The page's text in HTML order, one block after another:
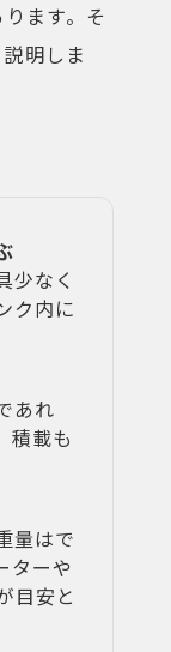
ます。そ
明しま
少なく
ク内に
あれ
積載も
量はで
ターや
目安と